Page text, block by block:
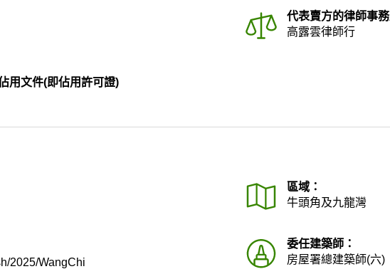
代表賣方的律師事
高露雲律師行
用文件(即佔用許可證)
區域：
牛頭角及九龍灣
2025/WangChi
委任建築師：
房屋署總建築師(六)